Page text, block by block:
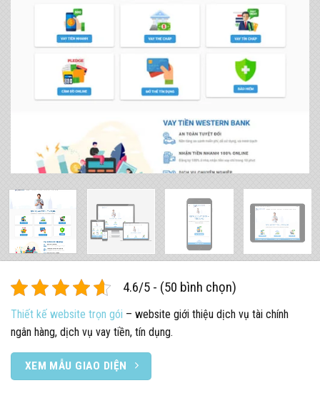
4.6/5 - (50 bình chọn)
Thiết kế website trọn gói – website giới thiệu dịch vụ tài chính
ngân hàng, dịch vụ vay tiền, tín dụng.
XEM MẪU GIAO DIỆN